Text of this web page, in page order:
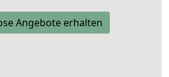
Angebote erhalten